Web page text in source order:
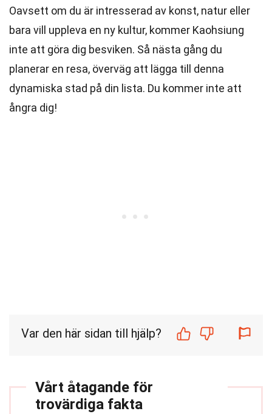
Oavsett om du är intresserad av konst, natur eller
bara vill uppleva en ny kultur, kommer Kaohsiung
inte att göra dig besviken. Så nästa gång du
planerar en resa, överväg att lägga till denna
dynamiska stad på din lista. Du kommer inte att
ångra dig!
Var den här sidan till hjälp?
Vårt åtagande för
trovärdiga fakta